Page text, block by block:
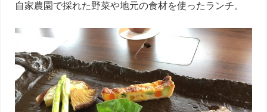
自家農園で採れた野菜や地元の食材を使ったランチ。